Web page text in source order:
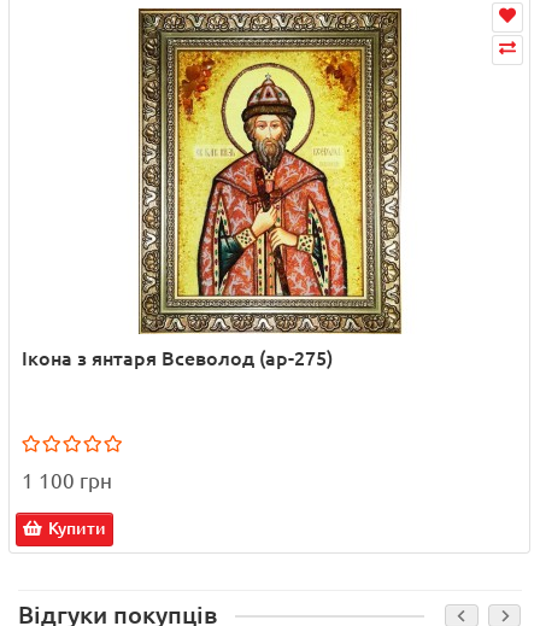
Ікона з янтаря Всеволод (ар-275)
1 100 грн
Купити
Відгуки покупців